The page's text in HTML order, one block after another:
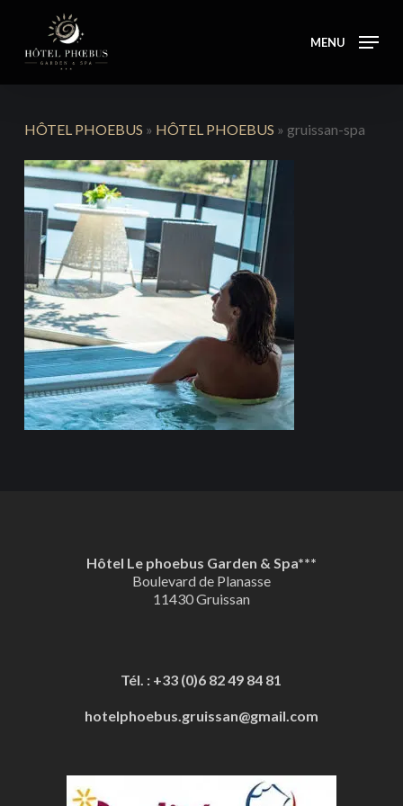
content
MENU
HÔTEL PHOEBUS » HÔTEL PHOEBUS » gruissan-spa
Hôtel Le phoebus Garden & Spa***
Boulevard de Planasse
11430 Gruissan
Tél. : +33 (0)6 82 49 84 81
hotelphoebus.gruissan@gmail.com